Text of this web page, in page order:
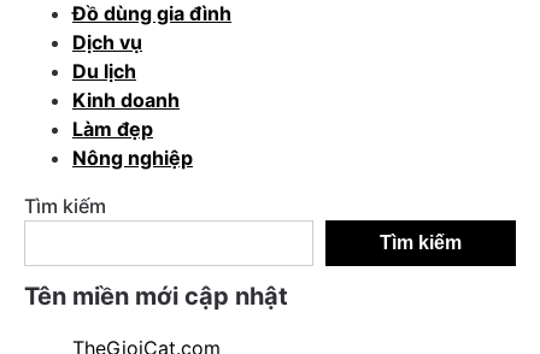
Đồ dùng gia đình
Dịch vụ
Du lịch
Kinh doanh
Làm đẹp
Nông nghiệp
Tìm kiếm
Tìm kiếm
Tên miền mới cập nhật
TheGioiCat.com